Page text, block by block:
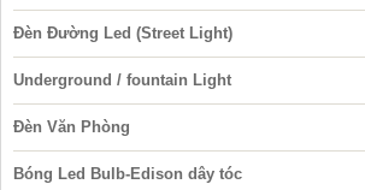
Đèn Đường Led (Street Light)
Underground / fountain Light
Đèn Văn Phòng
Bóng Led Bulb-Edison dây tóc